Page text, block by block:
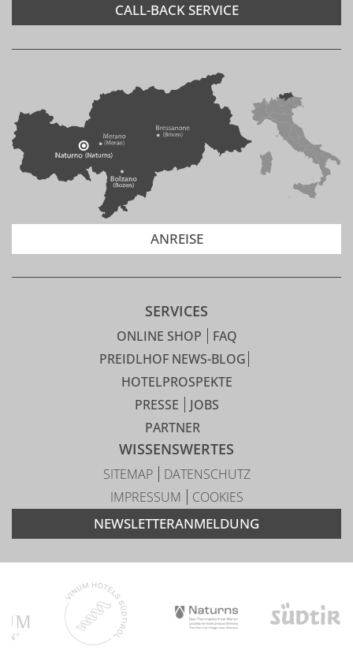
ANREISE
CALL-BACK SERVICE
SERVICES
ONLINE SHOP
FAQ
PREIDLHOF NEWS-BLOG
HOTELPROSPEKTE
PRESSE
JOBS
PARTNER
WISSENSWERTES
SITEMAP
DATENSCHUTZ
IMPRESSUM
COOKIES
NEWSLETTERANMELDUNG